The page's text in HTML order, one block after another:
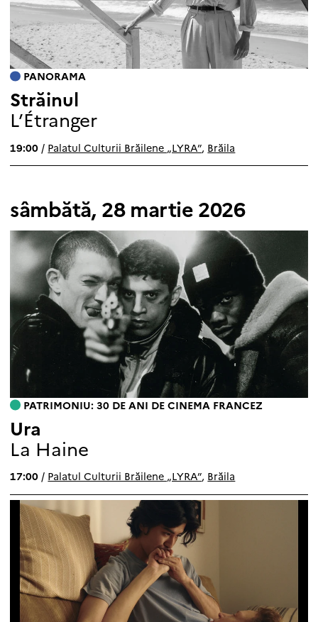
PANORAMA
Străinul
L’Étranger
19:00 / Palatul Culturii Brăilene „LYRA”, Brăila
sâmbătă, 28 martie 2026
PATRIMONIU: 30 DE ANI DE CINEMA FRANCEZ
Ura
La Haine
17:00 / Palatul Culturii Brăilene „LYRA”, Brăila